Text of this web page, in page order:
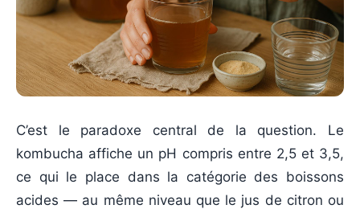
C’est le paradoxe central de la question. Le
kombucha affiche un pH compris entre 2,5 et 3,5,
ce qui le place dans la catégorie des boissons
acides — au même niveau que le jus de citron ou